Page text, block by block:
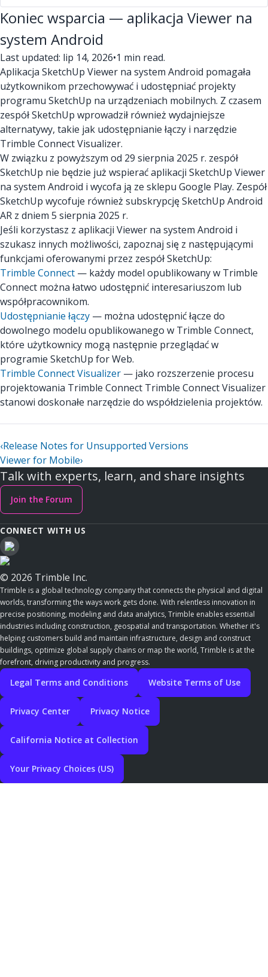
Koniec wsparcia — aplikacja Viewer na
system Android
Last updated: lip 14, 2026•1 min read.
Aplikacja SketchUp Viewer na system Android pomagała
użytkownikom przechowywać i udostępniać projekty
programu SketchUp na urządzeniach mobilnych. Z czasem
zespół SketchUp wprowadził również wydajniejsze
alternatywy, takie jak udostępnianie łączy i narzędzie
Trimble Connect Visualizer.
W związku z powyższym od 29 sierpnia 2025 r. zespół
SketchUp nie będzie już wspierać aplikacji SketchUp Viewer
na system Android i wycofa ją ze sklepu Google Play. Zespół
SketchUp wycofuje również subskrypcję SketchUp Android
AR z dniem 5 sierpnia 2025 r.
Jeśli korzystasz z aplikacji Viewer na system Android i
szukasz innych możliwości, zapoznaj się z następującymi
funkcjami oferowanymi przez zespół SketchUp:
Trimble Connect — każdy model opublikowany w Trimble
Connect można łatwo udostępnić interesariuszom lub
współpracownikom.
Udostępnianie łączy — można udostępnić łącze do
dowolnego modelu opublikowanego w Trimble Connect,
które użytkownicy mogą następnie przeglądać w
programie SketchUp for Web.
Trimble Connect Visualizer — jako rozszerzenie procesu
projektowania Trimble Connect Trimble Connect Visualizer
stanowi doskonałe narzędzie do współdzielenia projektów.
‹Release Notes for Unsupported Versions
Viewer for Mobile›
Talk with experts, learn, and share insights
Join the Forum
CONNECT WITH US
© 2026 Trimble Inc.
Trimble is a global technology company that connects the physical and digital
worlds, transforming the ways work gets done. With relentless innovation in
precise positioning, modeling and data analytics, Trimble enables essential
industries including construction, geospatial and transportation. Whether it's
helping customers build and maintain infrastructure, design and construct
buildings, optimize global supply chains or map the world, Trimble is at the
forefront, driving productivity and progress.
Legal Terms and Conditions Website Terms of Use
Privacy Center Privacy Notice
California Notice at Collection
Your Privacy Choices (US)